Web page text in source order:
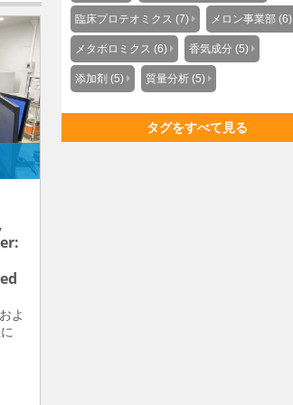
よ
臨床プロテオミクス (7) メロン事業部 (6)
メタボロミクス (6) 香気成分 (5)
添加剤 (5) 質量分析 (5)
タグをすべて見る